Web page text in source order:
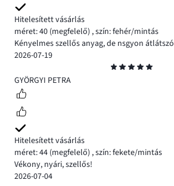
Hitelesített vásárlás
méret: 40 (megfelelő) ,szín: fehér/mintás
Kényelmes szellős anyag, de nsgyon átlátszó
2026-07-19
5
GYÖRGYI PETRA
Hitelesített vásárlás
méret: 44 (megfelelő) ,szín: fekete/mintás
Vékony, nyári, szellős!
2026-07-04